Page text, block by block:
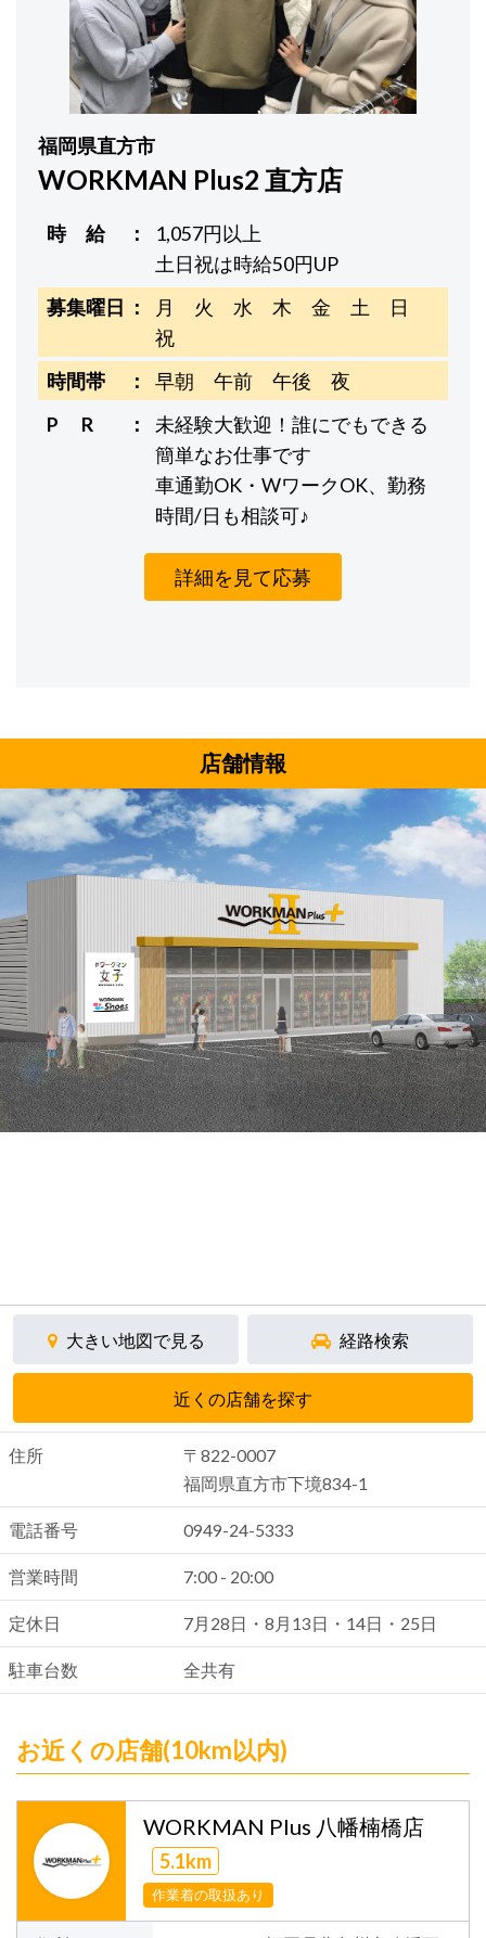
福岡県直方市
WORKMAN Plus2 直方店
時 給
1,057円以上
土日祝は時給50円UP
募集曜日
月 火 水 木 金 土 日
祝
時間帯
早朝 午前 午後 夜
P R
未経験大歓迎！誰にでもできる
簡単なお仕事です
車通勤OK・WワークOK、勤務
時間/日も相談可♪
詳細を見て応募
店舗情報
大きい地図で見る 経路検索
近くの店舗を探す
住所
〒822-0007
福岡県直方市下境834-1
電話番号 0949-24-5333
営業時間 7:00 - 20:00
定休日 7月28日・8月13日・14日・25日
駐車台数 全共有
お近くの店舗(10km以内)
WORKMAN Plus 八幡楠橋店
5.1km
作業着の取扱あり